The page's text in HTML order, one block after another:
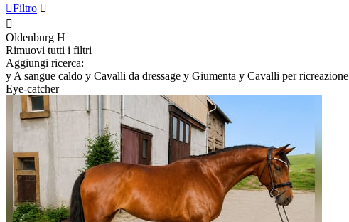
Filtro 

Oldenburg H
Rimuovi tutti i filtri
Aggiungi ricerca:
y A sangue caldo y Cavalli da dressage y Giumenta y Cavalli per ricreazione
Eye-catcher